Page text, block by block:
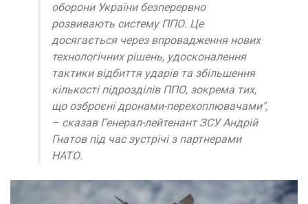
оборони України безперервно
розвивають систему ППО. Це
досягається через впровадження нових
технологічних рішень, удосконалення
тактики відбиття ударів та збільшення
кількості підрозділів ППО, зокрема тих,
що озброєні дронами-перехоплювачами",
– сказав Генерал-лейтенант ЗСУ Андрій
Гнатов під час зустрічі з партнерами
НАТО.